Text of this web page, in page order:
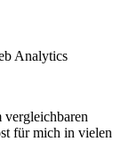
Analytics
für mich in vielen